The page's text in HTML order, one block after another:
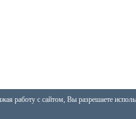
работу с сайтом, Вы разрешаете